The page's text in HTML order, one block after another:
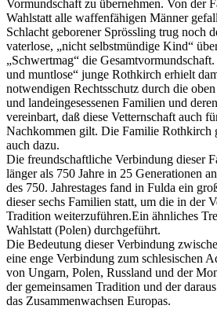
Vormundschaft zu übernehmen. Von der
Wahlstatt alle waffenfähigen Männer
Schlacht geborener Sprössling trug noch
vaterlose, „nicht selbstmündige Kind“
„Schwertmag“ die
und muntlose“ junge Rothkirch erhielt
notwendigen Rechtsschutz durch die
und landeingesessenen Familien und
vereinbart, daß diese Vetternschaft auch
Nachkommen gilt. Die Familie Rothkirch
auch dazu.
Die freundschaftliche Verbindung dieser
länger als 750 Jahre in 25 Generationen
des 750. Jahrestages fand in Fulda ein
dieser sechs Familien statt, um die in der
Tradition weiterzuführen.Ein ähnliches
Wahlstatt (Polen) durchgeführt.
Die Bedeutung dieser Verbindung
eine enge Verbindung zum schlesischen
von Ungarn, Polen, Russland und der
der gemeinsamen Tradition und der
das Zusammenwachsen Europas.